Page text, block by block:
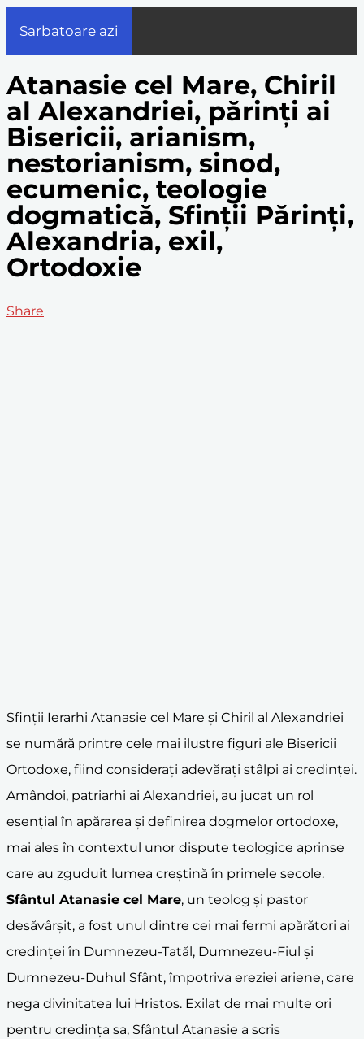
Sarbatoare azi
Atanasie cel Mare, Chiril
al Alexandriei, părinți ai
Bisericii, arianism,
nestorianism, sinod,
ecumenic, teologie
dogmatică, Sfinții Părinți,
Alexandria, exil,
Ortodoxie
Share
Sfinții Ierarhi Atanasie cel Mare și Chiril al Alexandriei
se numără printre cele mai ilustre figuri ale Bisericii
Ortodoxe, fiind considerați adevărați stâlpi ai credinței.
Amândoi, patriarhi ai Alexandriei, au jucat un rol
esențial în apărarea și definirea dogmelor ortodoxe,
mai ales în contextul unor dispute teologice aprinse
care au zguduit lumea creștină în primele secole.
Sfântul Atanasie cel Mare, un teolog și pastor
desăvârșit, a fost unul dintre cei mai fermi apărători ai
credinței în Dumnezeu-Tatăl, Dumnezeu-Fiul și
Dumnezeu-Duhul Sfânt, împotriva ereziei ariene, care
nega divinitatea lui Hristos. Exilat de mai multe ori
pentru credința sa, Sfântul Atanasie a scris